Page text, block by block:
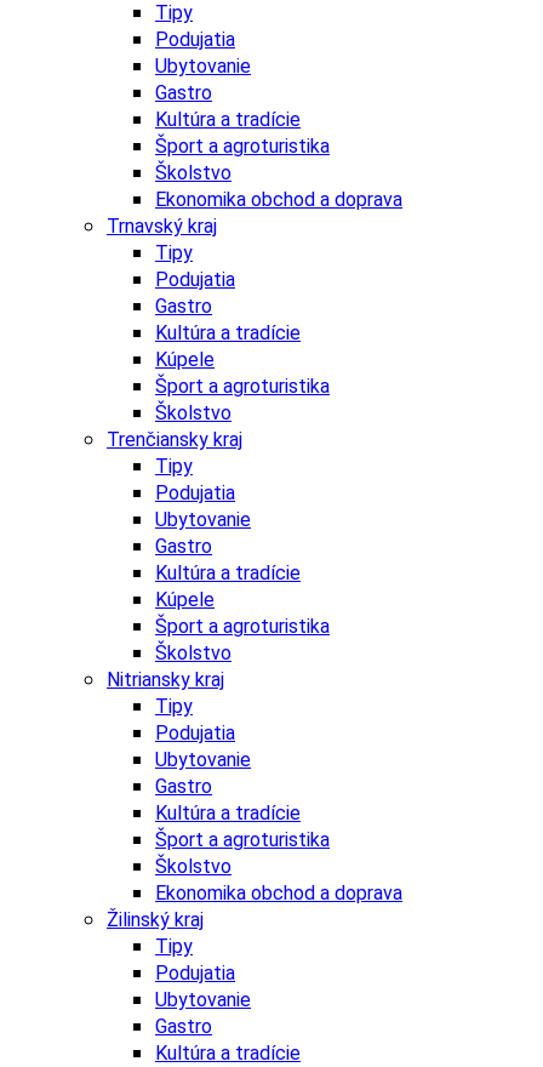
Tipy
Podujatia
Ubytovanie
Gastro
Kultúra a tradície
Šport a agroturistika
Školstvo
Ekonomika obchod a doprava
Trnavský kraj
Tipy
Podujatia
Gastro
Kultúra a tradície
Kúpele
Šport a agroturistika
Školstvo
Trenčiansky kraj
Tipy
Podujatia
Ubytovanie
Gastro
Kultúra a tradície
Kúpele
Šport a agroturistika
Školstvo
Nitriansky kraj
Tipy
Podujatia
Ubytovanie
Gastro
Kultúra a tradície
Šport a agroturistika
Školstvo
Ekonomika obchod a doprava
Žilinský kraj
Tipy
Podujatia
Ubytovanie
Gastro
Kultúra a tradície